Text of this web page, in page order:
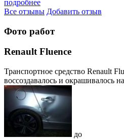
подробнее
Все отзывы Добавить отзыв
Фото работ
Renault Fluence
Транспортное средство Renault
воссоздавалось и окрашивалось
до